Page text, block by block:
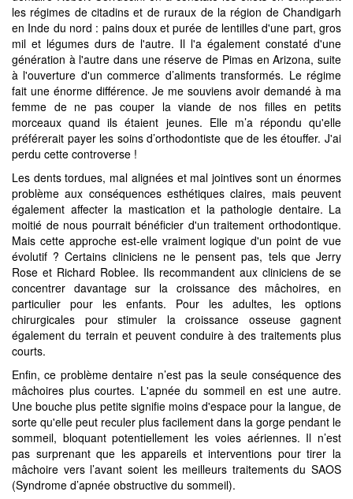
les régimes de citadins et de ruraux de la région de Chandigarh
en Inde du nord : pains doux et purée de lentilles d'une part, gros
mil et légumes durs de l'autre. Il l'a également constaté d'une
génération à l'autre dans une réserve de Pimas en Arizona, suite
à l'ouverture d'un commerce d’aliments transformés. Le régime
fait une énorme différence. Je me souviens avoir demandé à ma
femme de ne pas couper la viande de nos filles en petits
morceaux quand ils étaient jeunes. Elle m’a répondu qu'elle
préférerait payer les soins d’orthodontiste que de les étouffer. J'ai
perdu cette controverse !
Les dents tordues, mal alignées et mal jointives sont un énormes
problème aux conséquences esthétiques claires, mais peuvent
également affecter la mastication et la pathologie dentaire. La
moitié de nous pourrait bénéficier d'un traitement orthodontique.
Mais cette approche est-elle vraiment logique d'un point de vue
évolutif ? Certains cliniciens ne le pensent pas, tels que Jerry
Rose et Richard Roblee. Ils recommandent aux cliniciens de se
concentrer davantage sur la croissance des mâchoires, en
particulier pour les enfants. Pour les adultes, les options
chirurgicales pour stimuler la croissance osseuse gagnent
également du terrain et peuvent conduire à des traitements plus
courts.
Enfin, ce problème dentaire n’est pas la seule conséquence des
mâchoires plus courtes. L'apnée du sommeil en est une autre.
Une bouche plus petite signifie moins d'espace pour la langue, de
sorte qu'elle peut reculer plus facilement dans la gorge pendant le
sommeil, bloquant potentiellement les voies aériennes. Il n’est
pas surprenant que les appareils et interventions pour tirer la
mâchoire vers l’avant soient les meilleurs traitements du SAOS
(Syndrome d’apnée obstructive du sommeil).